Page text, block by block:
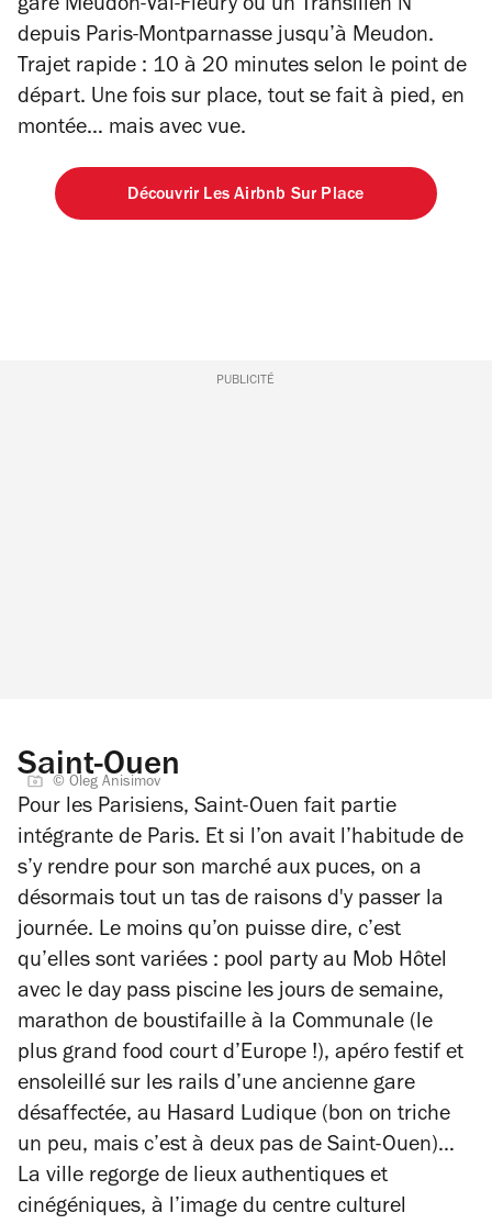
gare Meudon-Val-Fleury ou un Transilien N
depuis Paris-Montparnasse jusqu’à Meudon.
Trajet rapide : 10 à 20 minutes selon le point de
départ. Une fois sur place, tout se fait à pied, en
montée… mais avec vue.
Découvrir Les Airbnb Sur Place
PUBLICITÉ
Saint-Ouen
© Oleg Anisimov
Pour les Parisiens, Saint-Ouen fait partie
intégrante de Paris. Et si l’on avait l’habitude de
s’y rendre pour son marché aux puces, on a
désormais tout un tas de raisons d'y passer la
journée. Le moins qu’on puisse dire, c’est
qu’elles sont variées : pool party au Mob Hôtel
avec le day pass piscine les jours de semaine,
marathon de boustifaille à la Communale (le
plus grand food court d’Europe !), apéro festif et
ensoleillé sur les rails d’une ancienne gare
désaffectée, au Hasard Ludique (bon on triche
un peu, mais c’est à deux pas de Saint-Ouen)…
La ville regorge de lieux authentiques et
cinégéniques, à l’image du centre culturel